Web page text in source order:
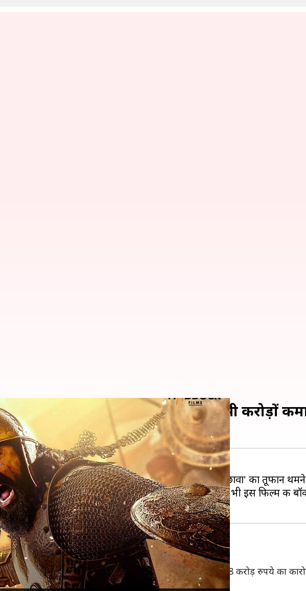
'छावा' का तूफान, पांचवें सप्ताह में भी करोड़ों
अक्षय खन्ना जैसे सितारों की बेहतरीन अदाकारी से सजी फिल्म 'छावा' का तूफान थमने
दर्शकों के सिर चढ़कर बोल रहा है। रिलीज के 30 दिन बाद भी इस फिल्म की
करोड़ रुपये
'छावा' ने अपनी रिलीज के 31वें दिन यानी पांचवें रविवार को 8 करोड़ रुपये का